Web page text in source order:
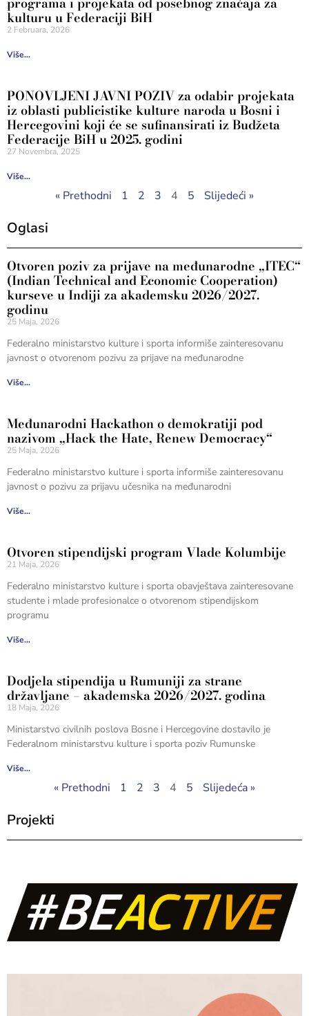
kulturu u Federaciji BiH
2 Februara, 2026
Više...
PONOVLJENI JAVNI POZIV za odabir projekata
iz oblasti publicistike kulture naroda u Bosni i
Hercegovini koji će se sufinansirati iz Budžeta
Federacije BiH u 2025. godini
27 Novembra, 2025
Više...
« Prethodni 1 2 3 4 5 Slijedeći »
Oglasi
Otvoren poziv za prijave na međunarodne „ITEC“
(Indian Technical and Economic Cooperation)
kurseve u Indiji za akademsku 2026/2027.
godinu
25 Maja, 2026
Federalno ministarstvo kulture i sporta informiše zainteresovanu
javnost o otvorenom pozivu za prijave na međunarodne
Više...
Međunarodni Hackathon o demokratiji pod
nazivom „Hack the Hate, Renew Democracy“
25 Maja, 2026
Federalno ministarstvo kulture i sporta informiše zainteresovanu
javnost o pozivu za prijavu učesnika na međunarodni
Više...
Otvoren stipendijski program Vlade Kolumbije
21 Maja, 2026
Federalno ministarstvo kulture i sporta obavještava zainteresovane
studente i mlade profesionalce o otvorenom stipendijskom
programu
Više...
Dodjela stipendija u Rumuniji za strane
državljane – akademska 2026/2027. godina
18 Maja, 2026
Ministarstvo civilnih poslova Bosne i Hercegovine dostavilo je
Federalnom ministarstvu kulture i sporta poziv Rumunske
Više...
« Prethodni 1 2 3 4 5 Slijedeća »
Projekti